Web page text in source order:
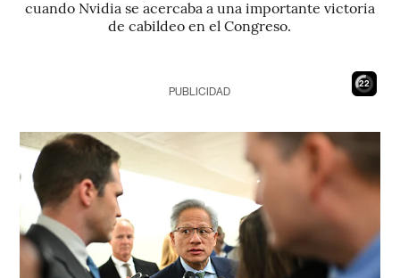
cuando Nvidia se acercaba a una importante victoria
de cabildeo en el Congreso.
21
PUBLICIDAD